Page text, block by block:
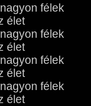
félek
élet
félek
élet
félek
élet
félek
élet